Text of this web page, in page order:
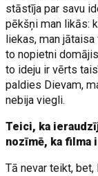
stāstīja par savu
pēkšņi man likās:
liekas, man
to nopietni
to ideju ir vērts
paldies Dievam,
nebija viegli.
Teici, ka
nozīmē, ka filma
Tā nevar teikt,